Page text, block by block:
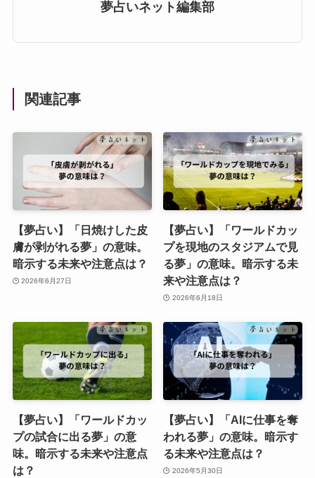
夢占いネット編集部
関連記事
【夢占い】「日焼けした皮
膚が剥がれる夢」の意味。
暗示する未来や注意点は？
2026年6月27日
【夢占い】「ワールドカッ
プを現地のスタジアムで見
る夢」の意味。暗示する未
来や注意点は？
2026年6月18日
【夢占い】「ワールドカッ
プの試合に出る夢」の意
味。暗示する未来や注意点
は？
【夢占い】「AIに仕事を奪
われる夢」の意味。暗示す
る未来や注意点は？
2026年5月30日